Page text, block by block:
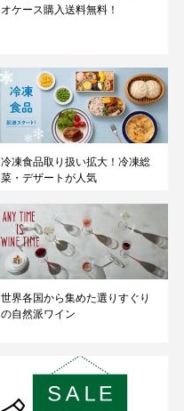
オケース購入送料無料！
冷凍食品取り扱い拡大！冷凍総
菜・デザートが人気
世界各国から集めた選りすぐり
の自然派ワイン